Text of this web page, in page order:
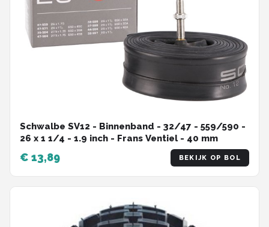
Schwalbe SV12 - Binnenband - 32/47 - 559/590 -
26 x 1 1/4 - 1.9 inch - Frans Ventiel - 40 mm
€ 13,89 BEKIJK OP BOL